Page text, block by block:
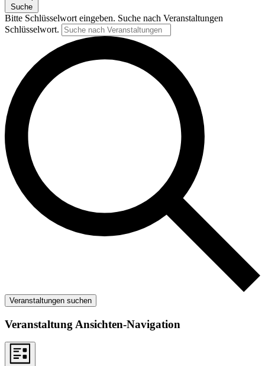
Suche
Bitte Schlüsselwort eingeben. Suche nach Veranstaltungen
Schlüsselwort.
Veranstaltungen suchen
Veranstaltung Ansichten-Navigation